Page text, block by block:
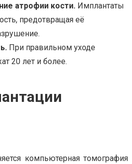
атрофии кости. Имплантаты
предотвращая её
При правильном уходе
20 лет и более.
компьютерная томография